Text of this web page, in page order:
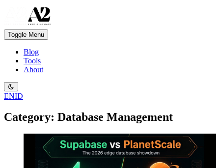
Toggle Menu
Blog
Tools
About
ENID
Category: Database Management